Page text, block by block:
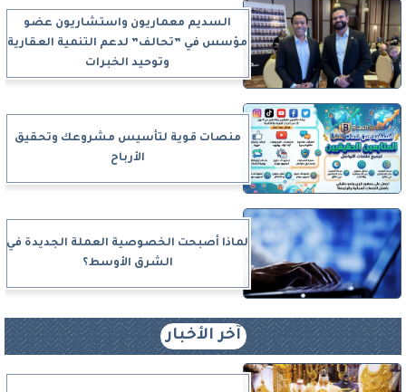
السديم معماريون واستشاريون عضو
مؤسس في ”تحالف” لدعم التنمية العقارية
وتوحيد الخبرات
منصات قوية لتأسيس مشروعك وتحقيق
الأرباح
لماذا أصبحت الخصوصية العملة الجديدة في
الشرق الأوسط؟
آخر الأخبار